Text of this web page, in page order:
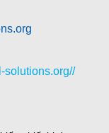
solutions.org//